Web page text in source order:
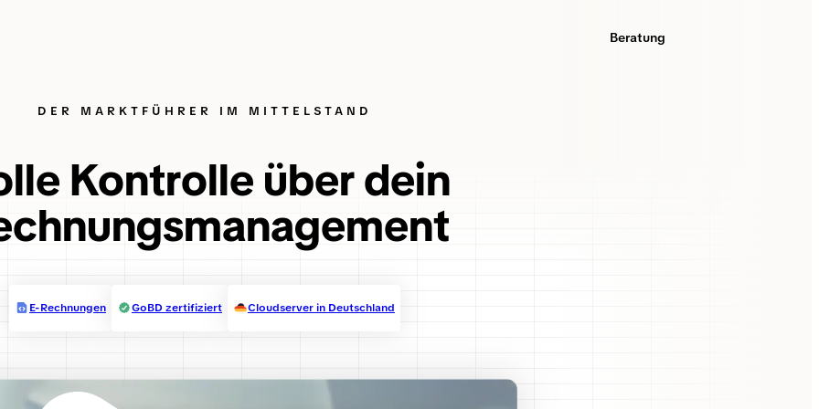
Beratung
DER MARKTFÜHRER IM MITTELSTAND
Kontrolle über dein
E-Rechnungen GoBD zertifiziert Cloudserver in Deutschland